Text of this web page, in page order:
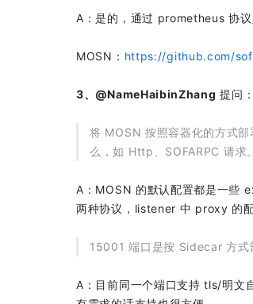
A：是的，通过 prometheus 协
MOSN： https://github.com/
3、@NameHaibinZhang 提问：
将 MOSN 按照容器化的方式
么，如 Http、SOFARPC 请求。
A：MOSN 的默认配置都是一些
两种协议，listener 中 proxy 的配
15001 端口是按 Sidecar 方式
A：目前同一个端口支持 tls/明文